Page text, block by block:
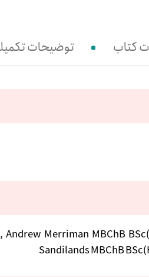
کتاب توضیحات
Andrew Merriman MBChB
Sandilands MBChB